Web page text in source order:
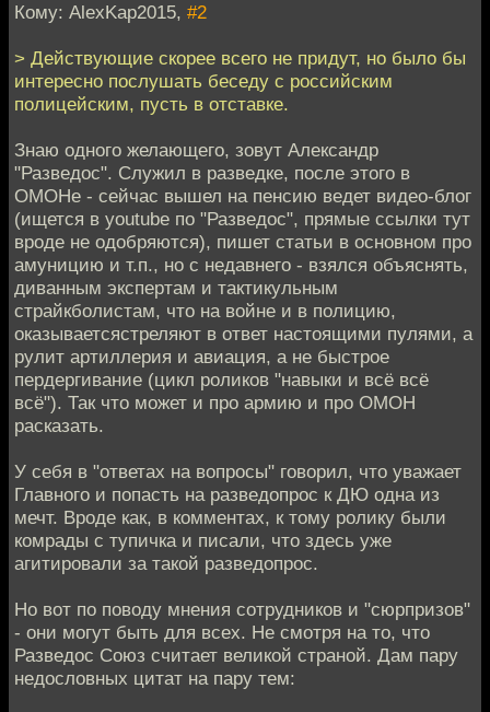
Кому: AlexKap2015, #2
> Действующие скорее всего не придут, но было бы
интересно послушать беседу с российским
полицейским, пусть в отставке.
Знаю одного желающего, зовут Александр
"Разведос". Служил в разведке, после этого в
ОМОНе - сейчас вышел на пенсию ведет видео-блог
(ищется в youtube по "Разведос", прямые ссылки тут
вроде не одобряются), пишет статьи в основном про
амуницию и т.п., но с недавнего - взялся объяснять,
диванным экспертам и тактикульным
страйкболистам, что на войне и в полицию,
оказываетсястреляют в ответ настоящими пулями, а
рулит артиллерия и авиация, а не быстрое
пердергивание (цикл роликов "навыки и всё всё
всё"). Так что может и про армию и про ОМОН
расказать.
У себя в "ответах на вопросы" говорил, что уважает
Главного и попасть на разведопрос к ДЮ одна из
мечт. Вроде как, в комментах, к тому ролику были
комрады с тупичка и писали, что здесь уже
агитировали за такой разведопрос.
Но вот по поводу мнения сотрудников и "сюрпризов"
- они могут быть для всех. Не смотря на то, что
Разведос Союз считает великой страной. Дам пару
недословных цитат на пару тем: